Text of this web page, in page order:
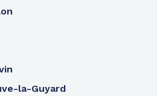
la-Guyard